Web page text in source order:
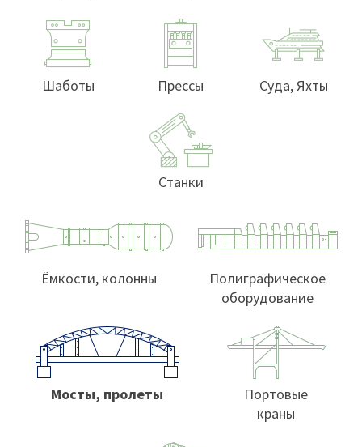
Шаботы Прессы Суда, Яхты
Станки
Ёмкости, колонны
Полиграфическое
оборудование
Мосты, пролеты
Портовые
краны